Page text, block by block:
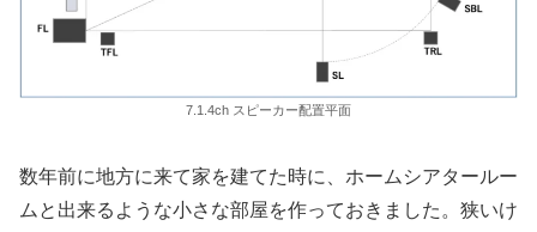
7.1.4ch スピーカー配置平面
数年前に地方に来て家を建てた時に、ホームシアタールー
ムと出来るような小さな部屋を作っておきました。狭いけ